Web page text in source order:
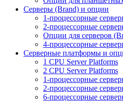
Серверы (Brand) и опции
1-процессорные
2-процессорные
Опции для серверов
4-процессорные
Серверные платформы и
1 CPU Server Platforms
2 CPU Server Platforms
1-процессорные
2-процессорные
6-процессорные